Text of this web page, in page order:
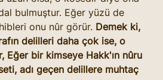
bulmuştur. Eğer yüzü de
onu nûr görür. Demek ki,
delilleri daha çok ise, o
Eğer bir kimseye Hakk'ın nûru
adı geçen delillere muhtaç